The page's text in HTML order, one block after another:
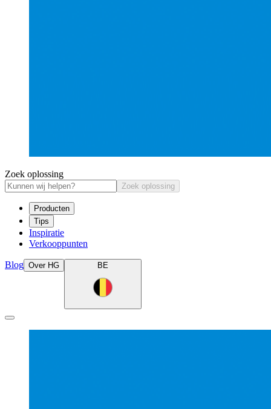
Zoek oplossing
Zoek oplossing
Producten
Tips
Inspiratie
Verkooppunten
Blog Over HG BE